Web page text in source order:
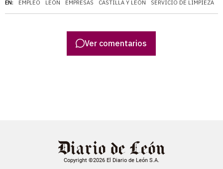
EN: EMPLEO LEÓN EMPRESAS CASTILLA Y LEÓN SERVICIO DE LIMPIEZA
Ver comentarios
Copyright ©2026 El Diario de León S.A.